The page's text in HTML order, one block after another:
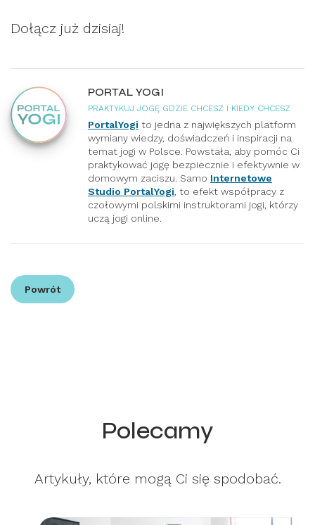
Dołącz już dzisiaj!
PORTAL YOGI
PRAKTYKUJ JOGĘ GDZIE CHCESZ I KIEDY CHCESZ
PortalYogi to jedna z największych platform
wymiany wiedzy, doświadczeń i inspiracji na
temat jogi w Polsce. Powstała, aby pomóc Ci
praktykować jogę bezpiecznie i efektywnie w
domowym zaciszu. Samo Internetowe
Studio PortalYogi, to efekt współpracy z
czołowymi polskimi instruktorami jogi, którzy
uczą jogi online.
Powrót
Polecamy
Artykuły, które mogą Ci się spodobać.